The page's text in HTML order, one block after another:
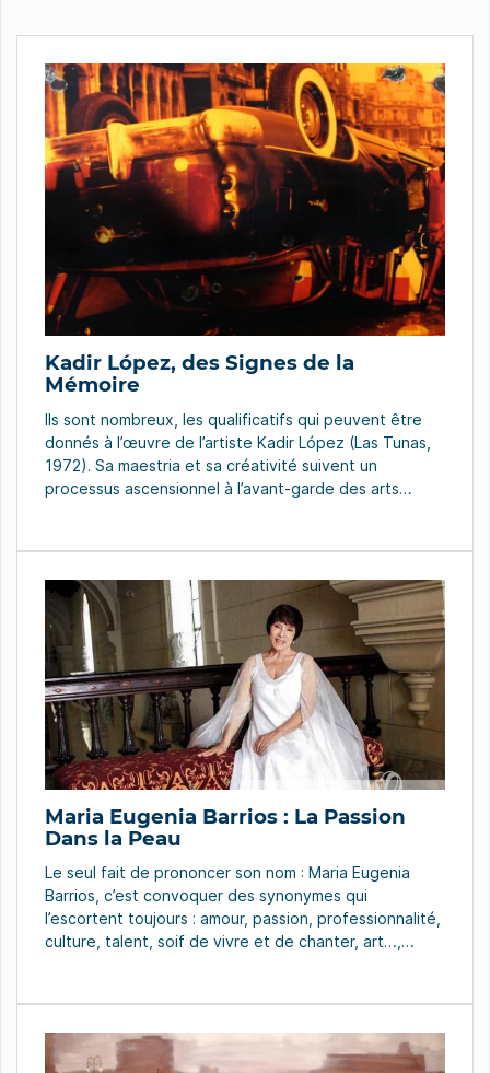
Kadir López, des Signes de la
Mémoire
Ils sont nombreux, les qualificatifs qui peuvent être
donnés à l’œuvre de l’artiste Kadir López (Las Tunas,
1972). Sa maestria et sa créativité suivent un
processus ascensionnel à l’avant-garde des arts
verbale et, en même temps, consolide l’éloquent
silence admiratif […]
Maria Eugenia Barrios : La Passion
Dans la Peau
Le seul fait de prononcer son nom : Maria Eugenia
Barrios, c’est convoquer des synonymes qui
l’escortent toujours : amour, passion, professionnalité,
culture, talent, soif de vivre et de chanter, art…,
sonores qui éveillent des rêves. Chaque […]